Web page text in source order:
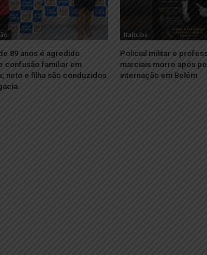
89 anos é agredido
confusão familiar em
neto e filha são conduzidos
Itaituba
Policial militar e
marciais morre após
internação em Belém